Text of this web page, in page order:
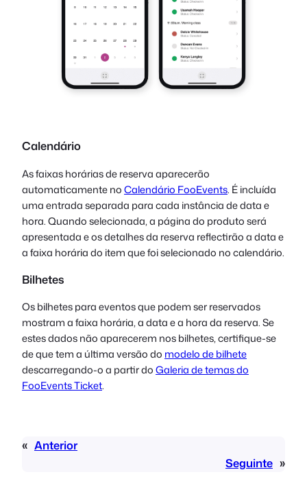
Calendário
As faixas horárias de reserva aparecerão
automaticamente noCalendário FooEvents. É incluída
uma entrada separada para cada instância de data e
hora. Quando selecionada, a página do produto será
apresentada e os detalhes da reserva reflectirão a data e
a faixa horária do item que foi selecionado no calendário.
Bilhetes
Os bilhetes para eventos que podem ser reservados
mostram a faixa horária, a data e a hora da reserva. Se
estes dados não aparecerem nos bilhetes, certifique-se
de que tem a última versão do modelo de bilhete
descarregando-o a partir doGaleria de temas do
FooEvents Ticket.
« Anterior
Seguinte »